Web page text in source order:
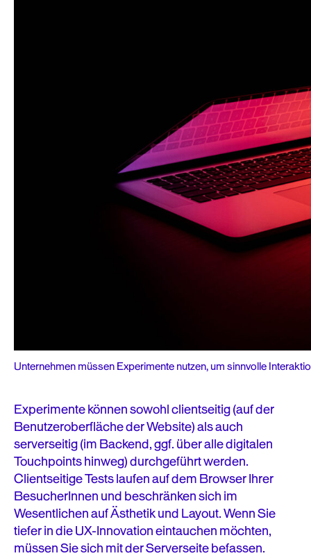
Unternehmen müssen Experimente nutzen, um sinnvolle
Experimente können sowohl clientseitig (auf der
Benutzeroberfläche der Website) als auch
serverseitig (im Backend, ggf. über alle digitalen
Touchpoints hinweg) durchgeführt werden.
Clientseitige Tests laufen auf dem Browser Ihrer
BesucherInnen und beschränken sich im
Wesentlichen auf Ästhetik und Layout. Wenn Sie
tiefer in die UX-Innovation eintauchen möchten,
müssen Sie sich mit der Serverseite befassen.